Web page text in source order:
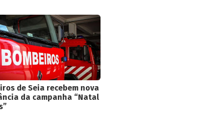
de Seia recebem nova
da campanha “Natal